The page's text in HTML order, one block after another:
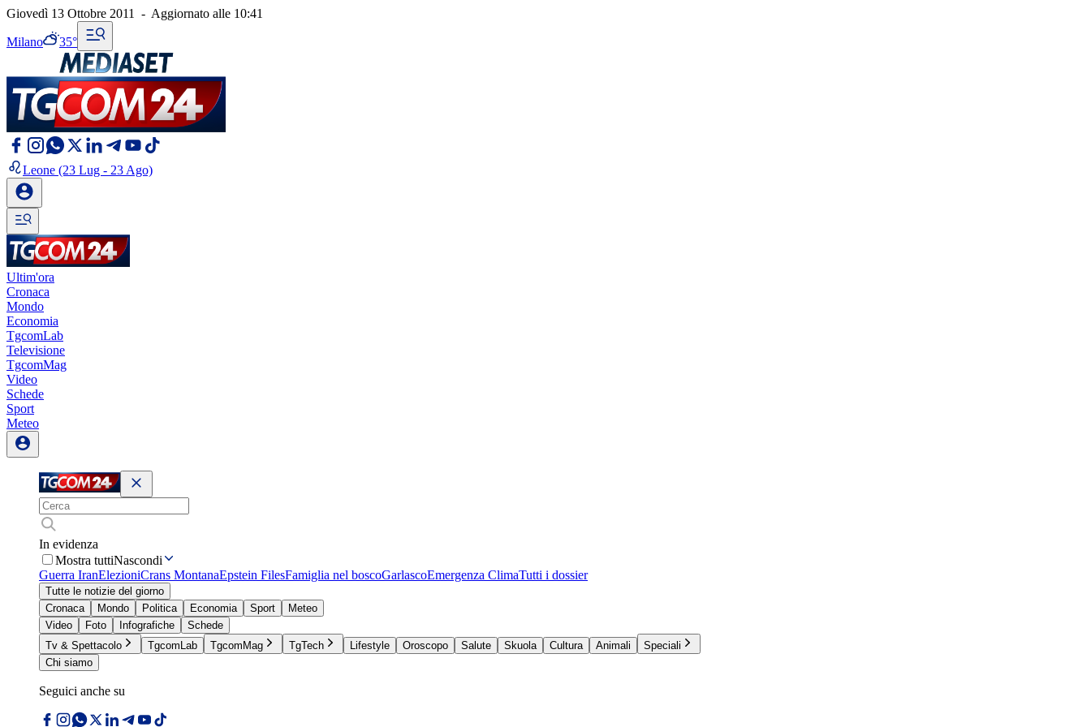
Giovedì 13 Ottobre 2011 - Aggiornato alle 10:41
Milano 35°
Leone (23 Lug - 23 Ago)
Ultim'ora
Cronaca
Mondo
Economia
TgcomLab
Televisione
TgcomMag
Video
Schede
Sport
Meteo
In evidenza
Mostra tuttiNascondi
Guerra IranElezioniCrans MontanaEpstein FilesFamiglia nel boscoGarlascoEmergenza ClimaTutti i dossier
Tutte le notizie del giorno
Cronaca
Mondo Politica Economia Sport
Meteo
Video
Foto Infografiche
Schede
Tv & Spettacolo
TgcomLab TgcomMag TgTech Lifestyle Oroscopo Salute Skuola Cultura Animali
Speciali
Chi siamo
Seguici anche su